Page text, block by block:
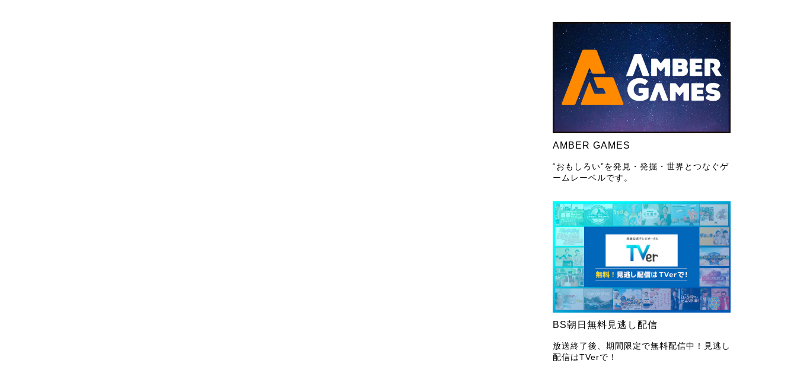
AMBER GAMES
“おもしろい”を発見・発掘・世界とつなぐゲ
ームレーベルです。
BS朝日無料見逃し配信
放送終了後、期間限定で無料配信中！見逃し
配信はTVerで！